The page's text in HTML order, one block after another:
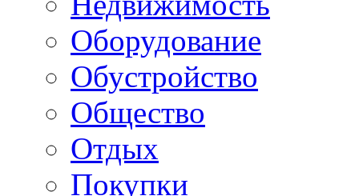
Оборудование
Обустройство
Общество
Отдых
Покупки